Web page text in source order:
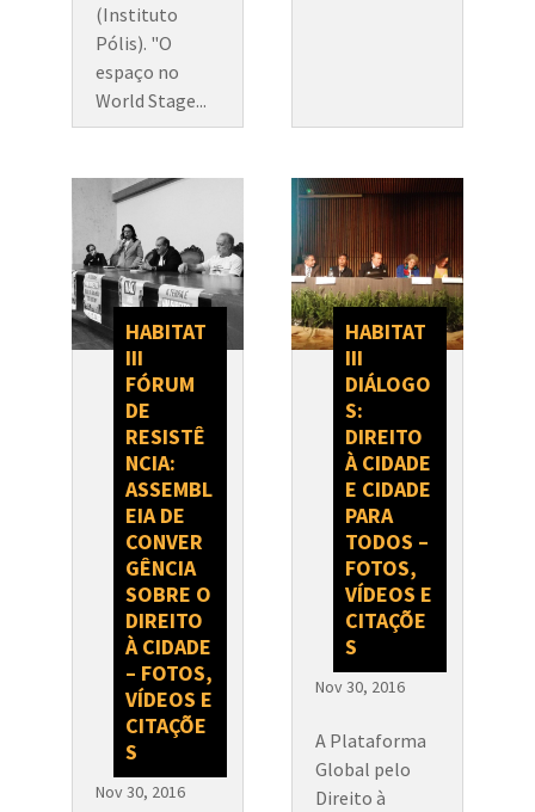
(Instituto
Pólis). "O
espaço no
World Stage...
HABITAT
III
FÓRUM
DE
RESISTÊ
NCIA:
ASSEMBL
EIA DE
CONVER
GÊNCIA
SOBRE O
DIREITO
À CIDADE
– FOTOS,
VÍDEOS E
CITAÇÕE
S
Nov 30, 2016
HABITAT
III
DIÁLOGO
S:
DIREITO
À CIDADE
E CIDADE
PARA
TODOS –
FOTOS,
VÍDEOS E
CITAÇÕE
S
Nov 30, 2016
A Plataforma
Global pelo
Direito à